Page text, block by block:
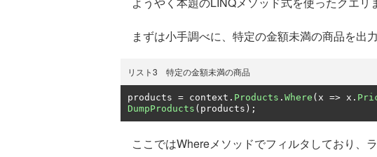
まずは小手調べに、特定の金額未満の商品を出
リスト3 特定の金額未満の商品
products = context . Products . Where ( x => x .
DumpProducts ( products );
ここではWhereメソッドでフィルタしており、